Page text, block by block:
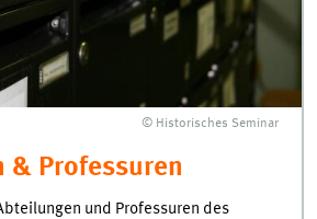
© Historisches Seminar
& Professuren
und Professuren des